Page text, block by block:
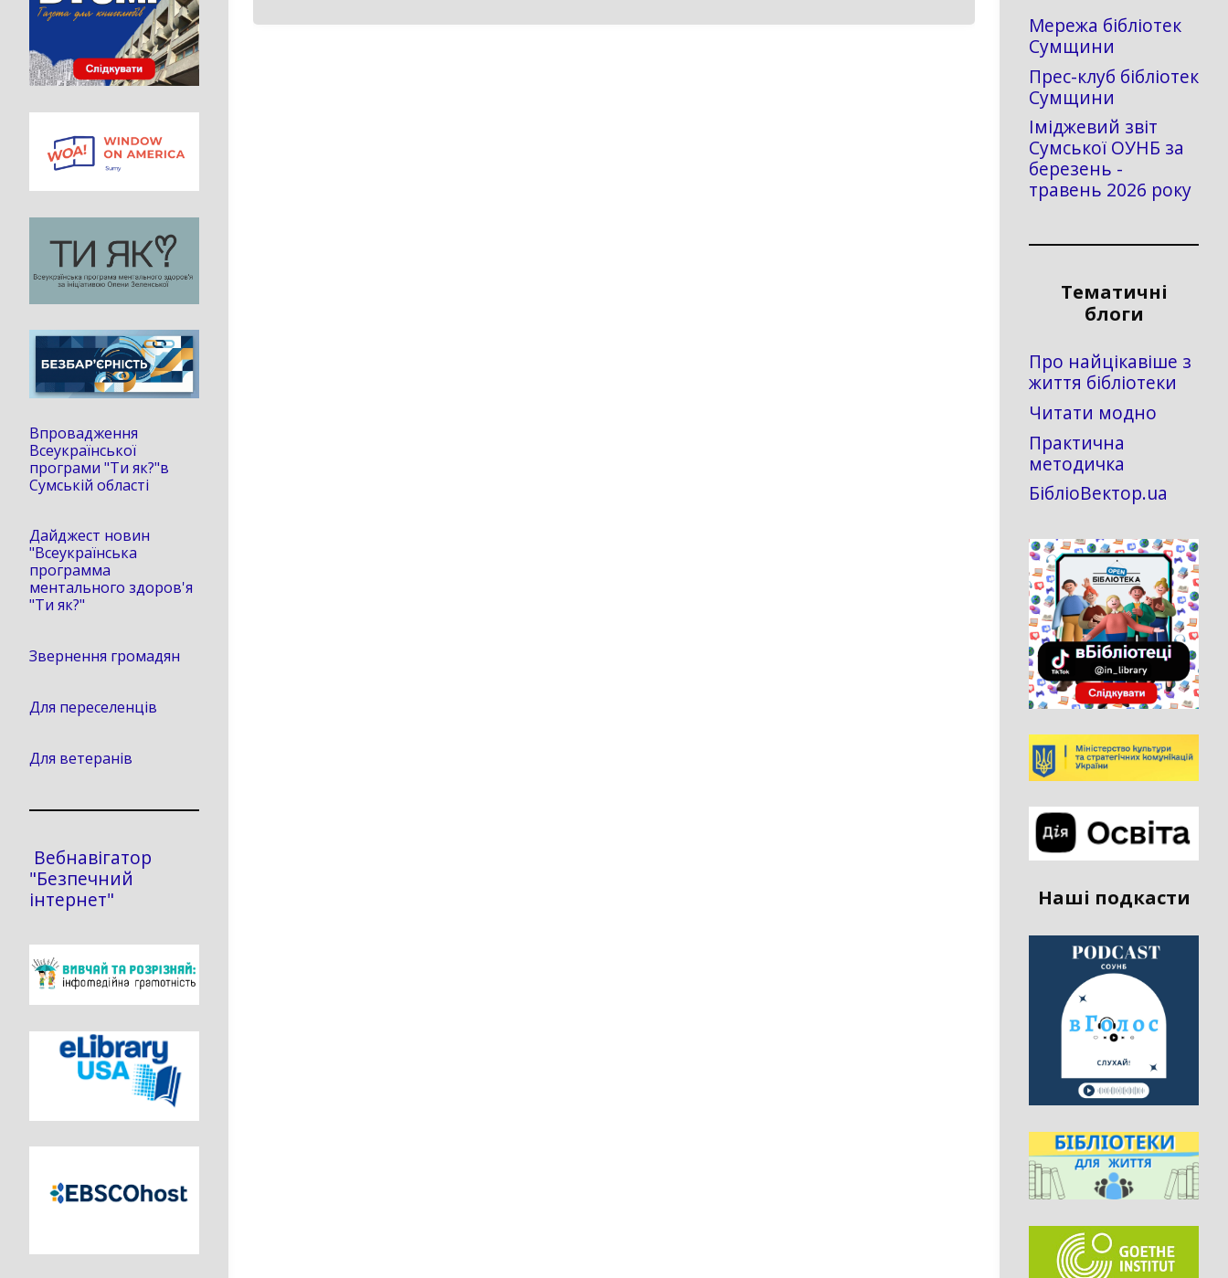
Впровадження
Всеукраїнської
програми "Ти як?"в
Сумській області
Дайджест новин
"Всеукраїнська
программа
ментального здоров'я
"Ти як?"
Звернення громадян
Для переселенців
Для ветеранів
Вебнавігатор
"Безпечний
інтернет"
Мережа бібліотек
Сумщини
Прес-клуб бібліотек
Сумщини
Іміджевий звіт
Сумської ОУНБ за
березень -
травень 2026 року
Тематичні
блоги
Про найцікавіше з
життя бібліотеки
Читати модно
Практична
методичка
БібліоВектор.ua
Наші подкасти